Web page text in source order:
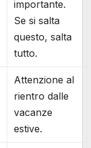
importante.
Se si salta
questo, salta
tutto.
Attenzione al
rientro dalle
vacanze
estive.